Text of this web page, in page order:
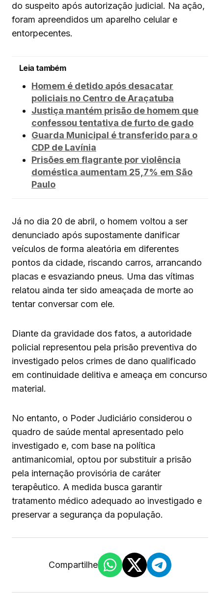
do suspeito após autorização judicial. Na ação,
foram apreendidos um aparelho celular e
entorpecentes.
Leia também
Homem é detido após desacatar
policiais no Centro de Araçatuba
Justiça mantém prisão de homem que
confessou tentativa de furto de gado
Guarda Municipal é transferido para o
CDP de Lavínia
Prisões em flagrante por violência
doméstica aumentam 25,7% em São
Paulo
Já no dia 20 de abril, o homem voltou a ser
denunciado após supostamente danificar
veículos de forma aleatória em diferentes
pontos da cidade, riscando carros, arrancando
placas e esvaziando pneus. Uma das vítimas
relatou ainda ter sido ameaçada de morte ao
tentar conversar com ele.
Diante da gravidade dos fatos, a autoridade
policial representou pela prisão preventiva do
investigado pelos crimes de dano qualificado
em continuidade delitiva e ameaça em concurso
material.
No entanto, o Poder Judiciário considerou o
quadro de saúde mental apresentado pelo
investigado e, com base na política
antimanicomial, optou por substituir a prisão
pela internação provisória de caráter
terapêutico. A medida busca garantir
tratamento médico adequado ao investigado e
preservar a segurança da população.
Compartilhe